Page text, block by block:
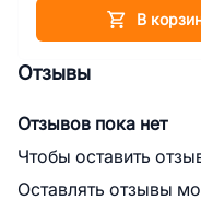
В
Отзывы
Отзывов пока нет
Чтобы оставить
Оставлять отзывы